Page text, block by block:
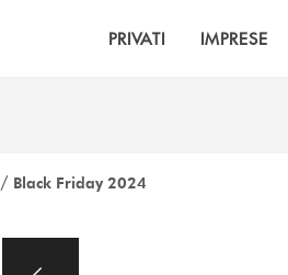
PRIVATI IMPRESE
/ Black Friday 2024